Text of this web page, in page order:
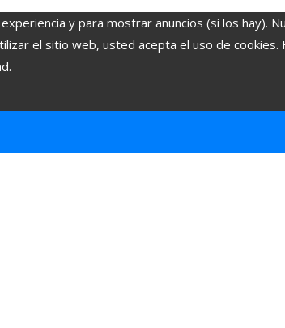
y para mostrar anuncios (si los hay).
el sitio web, usted acepta el uso de